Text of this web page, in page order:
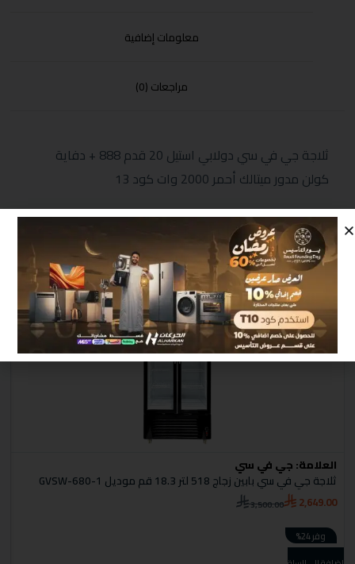
معلومات إضافية
مراجعات (0)
ثلاجة جي في سي دولابي استيل 20 قدم 888 + دفاية
كولن مدور ميتالك أحمر 2000 وات كود 13
منتجات مشابهة
العلامة:جي في سي
ثلاجة جي في سي بابين زجاج 518 لتر 18.3 قم موديل GVSW-680-1
3,500.00 2,649.00
وفر 24%